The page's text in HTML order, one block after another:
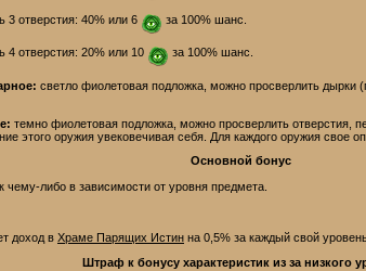
3 отверстия: 40% или 6 за 100% шанс.
4 отверстия: 20% или 10 за 100% шанс.
светло фиолетовая подложка, можно просверлить дырки
темно фиолетовая подложка, можно просверлить отверстия,
этого оружия увековечивая себя. Для каждого оружия свое
Основной бонус
либо в зависимости от уровня предмета.
доход в Храме Парящих Истин на 0,5% за каждый свой
Штраф к бонусу характеристик из за низкого